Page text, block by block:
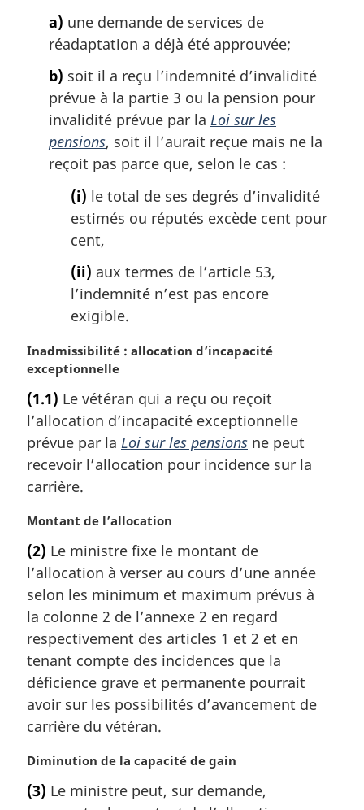
a) une demande de services de
réadaptation a déjà été approuvée;
b) soit il a reçu l’indemnité d’invalidité
prévue à la partie 3 ou la pension pour
invalidité prévue par la Loi sur les
pensions, soit il l’aurait reçue mais ne la
reçoit pas parce que, selon le cas :
(i) le total de ses degrés d’invalidité
estimés ou réputés excède cent pour
cent,
(ii) aux termes de l’article 53,
l’indemnité n’est pas encore
exigible.
N
o
e
m
a
g
i
a
l
e
:
Inadmissibilité : allocation d’incapacité
exceptionnelle
(1.1) Le vétéran qui a reçu ou reçoit
l’allocation d’incapacité exceptionnelle
prévue par la Loi sur les pensions ne peut
recevoir l’allocation pour incidence sur la
carrière.
N
t
e
m
a
g
i
n
a
e
:
Montant de l’allocation
(2) Le ministre fixe le montant de
l’allocation à verser au cours d’une année
selon les minimum et maximum prévus à
la colonne 2 de l’annexe 2 en regard
respectivement des articles 1 et 2 et en
tenant compte des incidences que la
déficience grave et permanente pourrait
avoir sur les possibilités d’avancement de
carrière du vétéran.
N
t
Diminution de la capacité de gain
(3) Le ministre peut, sur demande,